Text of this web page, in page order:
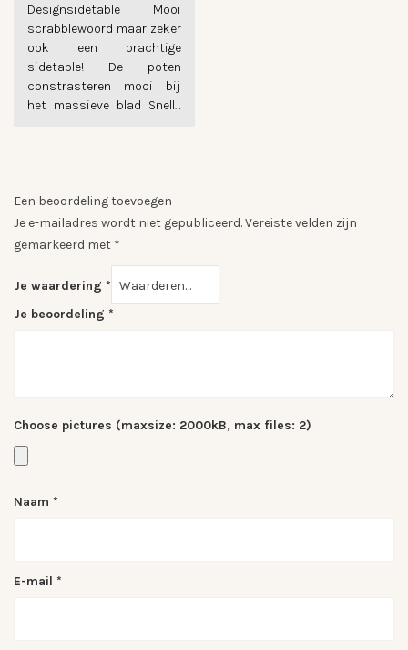
Gewaardeerd
uit 5
Designsidetable Mooi
scrabblewoord maar zeker
ook een prachtige
sidetable! De poten
constrasteren mooi bij
het massieve blad Snelle
Een beoordeling toevoegen
Je e-mailadres wordt niet gepubliceerd.Vereiste velden zijn
gemarkeerd met *
Je waardering *
Je beoordeling *
Choose pictures (maxsize: 2000kB, max files: 2)
Naam *
E-mail *